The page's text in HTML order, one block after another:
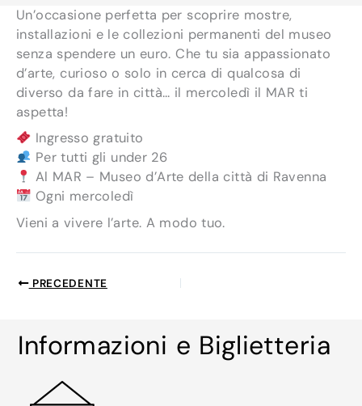
Un’occasione perfetta per scoprire mostre,
installazioni e le collezioni permanenti del museo
senza spendere un euro. Che tu sia appassionato
d’arte, curioso o solo in cerca di qualcosa di
diverso da fare in città… il mercoledì il MAR ti
aspetta!
Ingresso gratuito
Per tutti gli under 26
Al MAR – Museo d’Arte della città di Ravenna
Ogni mercoledì
Vieni a vivere l’arte. A modo tuo.
PRECEDENTE
Informazioni e Biglietteria